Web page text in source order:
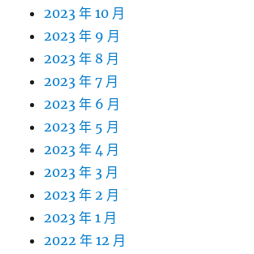
2023 年 10 月
2023 年 9 月
2023 年 8 月
2023 年 7 月
2023 年 6 月
2023 年 5 月
2023 年 4 月
2023 年 3 月
2023 年 2 月
2023 年 1 月
2022 年 12 月